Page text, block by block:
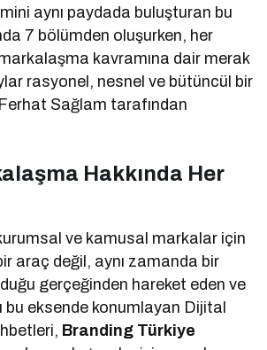
aynı paydada buluşturan bu
7 bölümden oluşurken, her
kavramına dair merak
rasyonel, nesnel ve bütüncül bir
Sağlam tarafından
Hakkında Her
ve kamusal markalar için
araç değil, aynı zamanda bir
gerçeğinden hareket eden ve
bu eksende konumlayan Dijital
Branding Türkiye